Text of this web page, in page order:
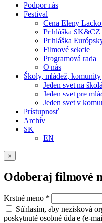
Podpor nás
Festival
Cena Eleny
Prihláška SK&CZ
Prihláška
Filmové sekcie
Programová rada
O nás
Školy, mládež, komunity
Jeden svet na
Jeden svet pre
Jeden svet v
Prístupnosť
Archív
SK
EN
×
Odoberaj filmové
Krstné meno *
Súhlasím, aby nezisková
poskytnuté osobné údaje (e-